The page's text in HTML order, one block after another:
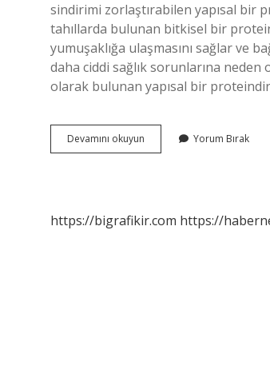
sindirimi zorlaştırabilen yapısal bir
tahıllarda bulunan bitkisel bir
yumuşaklığa ulaşmasını sağlar ve
daha ciddi sağlık sorunlarına
olarak bulunan yapısal bir
Devamını okuyun
Nasıl
Yorum Bırak
https://bigrafikir.com https://